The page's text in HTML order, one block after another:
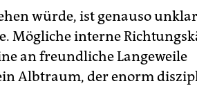
würde, ist genauso
Mögliche interne
an freundliche Langeweile
Albtraum, der enorm